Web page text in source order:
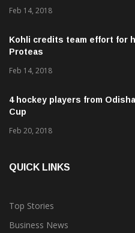
Feb 14, 2018
Kohli credits team effort for
Proteas
Feb 14, 2018
4 hockey players from
Cup
Feb 20, 2018
QUICK LINKS
Top Stories
Business News